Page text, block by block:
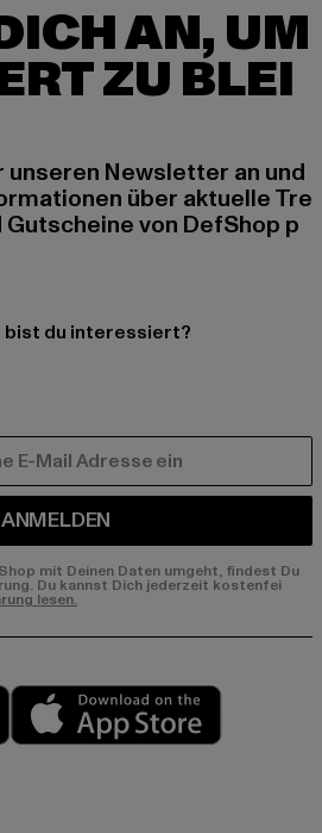
AN, UM
ZU BLEI
Newsletter an und
über aktuelle Tre
von DefShop p
bist du interessiert?
ANMELDEN
mit Deinen Daten umgeht, findest Du
Du kannst Dich jederzeit kostenfei
lesen.
Play market